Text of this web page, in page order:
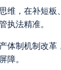
维，在补短
执法精准。
体制机制改
障。